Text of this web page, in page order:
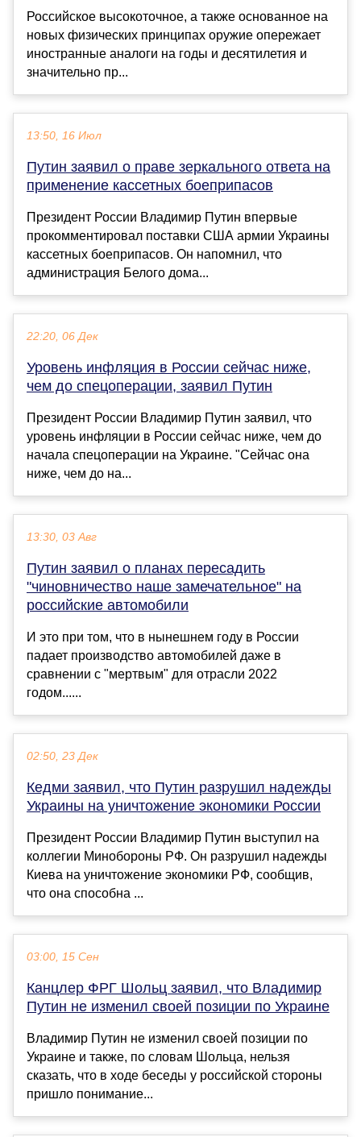
Российское высокоточное, а также основанное на
новых физических принципах оружие опережает
иностранные аналоги на годы и десятилетия и
значительно пр...
13:50, 16 Июл
Путин заявил о праве зеркального ответа на
применение кассетных боеприпасов
Президент России Владимир Путин впервые
прокомментировал поставки США армии Украины
кассетных боеприпасов. Он напомнил, что
администрация Белого дома...
22:20, 06 Дек
Уровень инфляция в России сейчас ниже,
чем до спецоперации, заявил Путин
Президент России Владимир Путин заявил, что
уровень инфляции в России сейчас ниже, чем до
начала спецоперации на Украине. "Сейчас она
ниже, чем до на...
13:30, 03 Авг
Путин заявил о планах пересадить
"чиновничество наше замечательное" на
российские автомобили
И это при том, что в нынешнем году в России
падает производство автомобилей даже в
сравнении с "мертвым" для отрасли 2022
годом......
02:50, 23 Дек
Кедми заявил, что Путин разрушил надежды
Украины на уничтожение экономики России
Президент России Владимир Путин выступил на
коллегии Минобороны РФ. Он разрушил надежды
Киева на уничтожение экономики РФ, сообщив,
что она способна ...
03:00, 15 Сен
Канцлер ФРГ Шольц заявил, что Владимир
Путин не изменил своей позиции по Украине
Владимир Путин не изменил своей позиции по
Украине и также, по словам Шольца, нельзя
сказать, что в ходе беседы у российской стороны
пришло понимание...